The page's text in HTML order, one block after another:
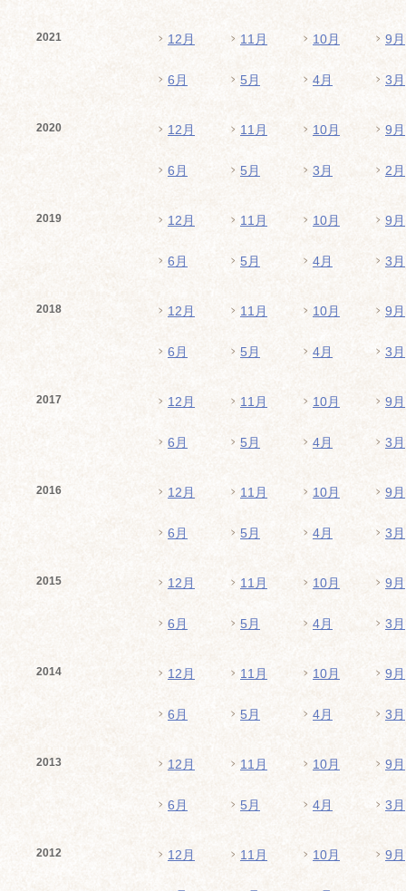
2021 12月 11月 10月 9月
6月 5月 4月 3月
2020 12月 11月 10月 9月
6月 5月 3月 2月
2019 12月 11月 10月 9月
6月 5月 4月 3月
2018 12月 11月 10月 9月
6月 5月 4月 3月
2017 12月 11月 10月 9月
6月 5月 4月 3月
2016 12月 11月 10月 9月
6月 5月 4月 3月
2015 12月 11月 10月 9月
6月 5月 4月 3月
2014 12月 11月 10月 9月
6月 5月 4月 3月
2013 12月 11月 10月 9月
6月 5月 4月 3月
2012 12月 11月 10月 9月